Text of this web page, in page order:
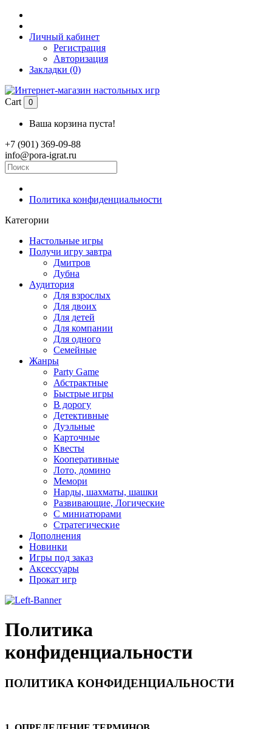
Личный кабинет
Регистрация
Авторизация
Закладки (0)
Cart 0
Ваша корзина пуста!
+7 (901) 369-09-88
info@pora-igrat.ru
Политика конфиденциальности
Категории
Настольные игры
Получи игру завтра
Дмитров
Дубна
Аудитория
Для взрослых
Для двоих
Для детей
Для компании
Для одного
Семейные
Жанры
Party Game
Абстрактные
Быстрые игры
В дорогу
Детективные
Дуэльные
Карточные
Квесты
Кооперативные
Лото, домино
Мемори
Нарды, шахматы, шашки
Развивающие, Логические
С миниатюрами
Стратегические
Дополнения
Новинки
Игры под заказ
Аксессуары
Прокат игр
Политика
конфиденциальности
ПОЛИТИКА КОНФИДЕНЦИАЛЬНОСТИ